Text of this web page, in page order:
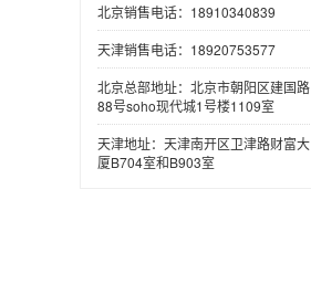
北京销售电话：18910340839
天津销售电话：18920753577
北京总部地址：北京市朝阳区建国路
88号soho现代城1号楼1109室
天津地址：天津南开区卫津路财富大
厦B704室和B903室